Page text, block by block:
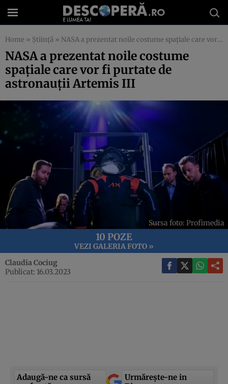
Home » Știință » NASA a prezentat noile costume spațiale care vor fi purtate de astronauții Artemis III
NASA a prezentat noile costume
spațiale care vor fi purtate de
astronauții Artemis III
Sursa foto: Profimedia
10 POZE
VEZI GALERIA FOTO »
Claudia Cociug
Publicat: 16.03.2023
Adaugă-ne ca sursă
Urmărește-ne in